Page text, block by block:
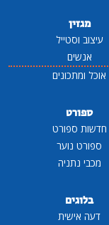
מגזין
עיצוב וסטייל
אנשים
אוכל ומתכונים
ספורט
חדשות ספורט
ספורט נוער
מכבי נתניה
בלוגים
דעה אישית